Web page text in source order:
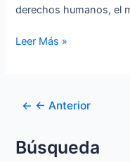
derechos humanos, el
Leer Más »
← ← Anterior
Búsqueda